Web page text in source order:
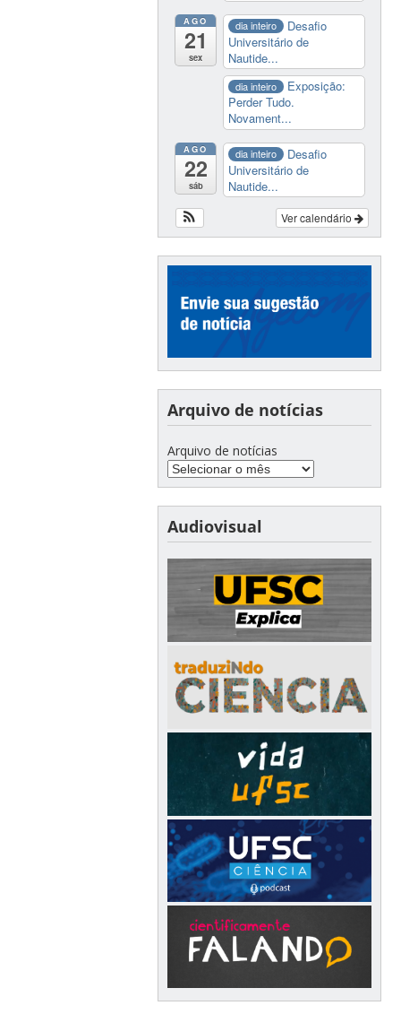
AGO
21
sex
dia inteiro
Desafio
Universitário de
Nautide...
dia inteiro
Exposição:
Perder Tudo.
Novament...
AGO
22
sáb
dia inteiro
Desafio
Universitário de
Nautide...
Ver calendário
Arquivo de notícias
Arquivo de notícias
Audiovisual